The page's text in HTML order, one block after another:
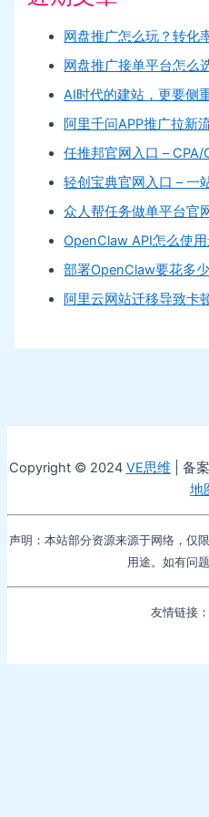
网盘推广怎么玩？转化
网盘推广接单平台怎么
AI时代的建站，更要侧
阿里千问APP推广拉新
任推邦官网入口 –
轻创宝典官网入口 – 一
众人帮任务做单平台官
OpenClaw API怎么使用
部署OpenClaw要花多
阿里云网站迁移导致卡
Copyright © 2024 VE思维 | 备
地
声明：本站部分资源来源于网络，仅
用途。如有问
友情链接：